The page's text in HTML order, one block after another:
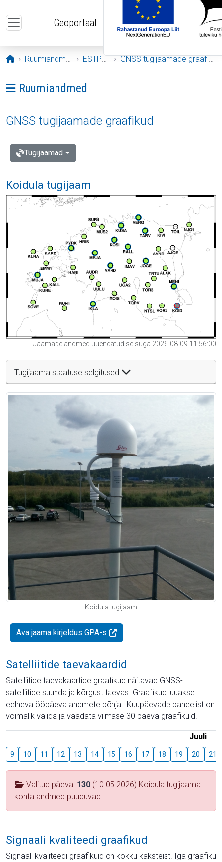
Geoportaal
Avaleht
Ruumiandmed ESTPOS GNSS tugijaamade graafikud
Ava menüü: Ruumiandmed
Ruumiandmed
GNSS tugijaamade graafikud
Tugijaamad
Koidula tugijaam
Jaamade andmed uuendatud seisuga 2026-08-09 11:56:00
Tugijaama staatuse selgitused
Koidula tugijaam
Ava jaama kirjeldus GPA-s
Satelliitide taevakaardid
Satelliitide taevakaartide graafikud näitavad GNSS-
satelliitide suunda ja kõrgust taevas. Graafikud luuakse
eelneva ööpäeva andmete põhjal. Kuupäevade paneelist on
võimalik valida ja vaadata viimase 30 päeva graafikuid.
Juuli
9 10 11 12 13 14 15 16 17 18 19 20 21
Valitud päeval 130 (10.05.2026) Koidula tugijaama
kohta andmed puuduvad
Signaali kvaliteedi graafikud
Signaali kvaliteedi graafikuid on kokku kaksteist. Iga graafiku